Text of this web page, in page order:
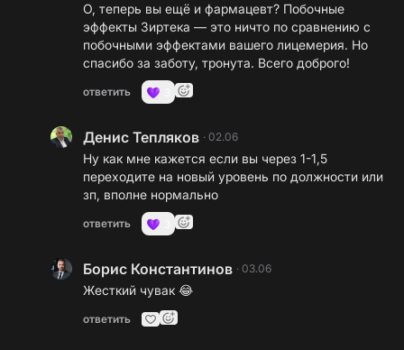
О, теперь вы ещё и фармацевт? Побочные
эффекты Зиртека — это ничто по сравнению с
побочными эффектами вашего лицемерия. Но
спасибо за заботу, тронута. Всего доброго!
ответить
Денис Тепляков · 02.06
Ну как мне кажется если вы через 1-1,5
переходите на новый уровень по должности или
зп, вполне нормально
ответить
Борис Константинов · 03.06
Жесткий чувак 😂
ответить